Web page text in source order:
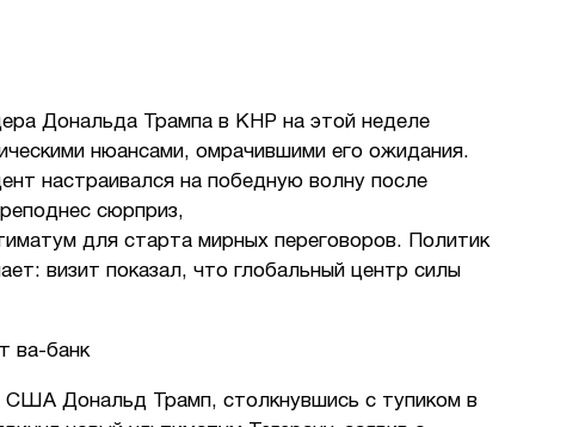
Дональда Трампа в КНР на этой неделе
нюансами, омрачившими его ожидания.
настраивался на победную волну после
сюрприз,
для старта мирных переговоров. Политик
визит показал, что глобальный центр силы
ва-банк
США Дональд Трамп, столкнувшись с тупиком в